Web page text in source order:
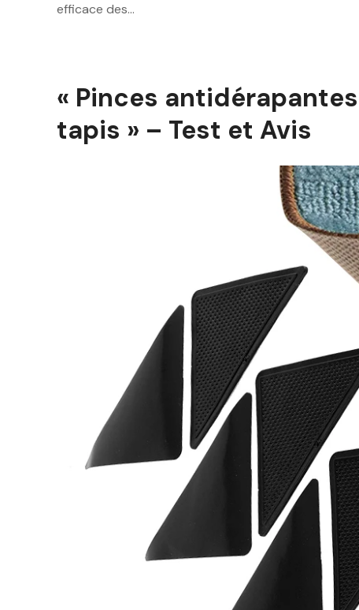
efficace des…
« Pinces
tapis » – Test et Avis